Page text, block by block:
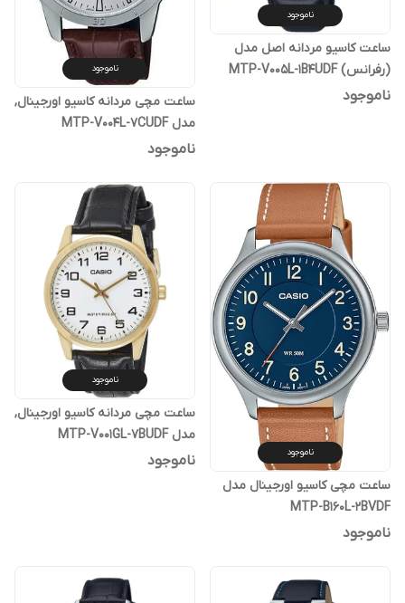
ناموجود
ساعت کاسیو مردانه اصل مدل
(رفرانس) MTP-V005L-1B4UDF
ناموجود
ناموجود
ساعت مچی مردانه کاسیو اورجینال,
مدل MTP-V004L-7CUDF
ناموجود
ناموجود
ساعت مچی کاسیو اورجینال مدل
MTP-B160L-2BVDF
ناموجود
ناموجود
ساعت مچی مردانه کاسیو اورجینال,
مدل MTP-V001GL-7BUDF
ناموجود